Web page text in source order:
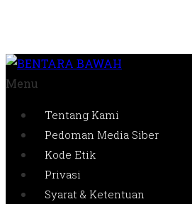
Menu
Tentang Kami
Pedoman Media Siber
Kode Etik
Privasi
Syarat & Ketentuan